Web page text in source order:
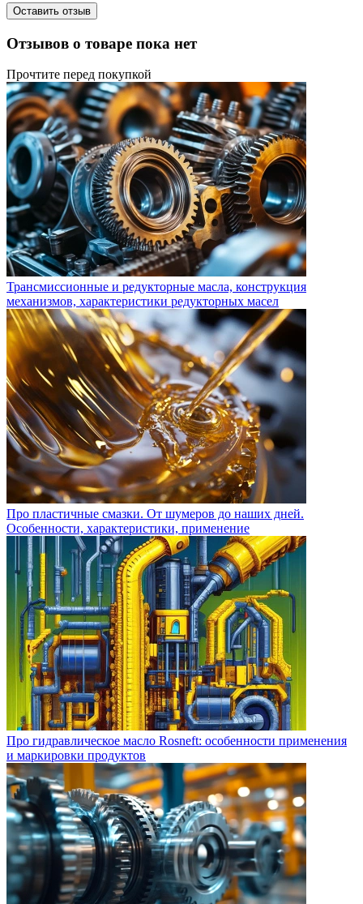
Оставить отзыв
Отзывов о товаре пока нет
Прочтите перед покупкой
Трансмиссионные и редукторные масла, конструкция
механизмов, характеристики редукторных масел
Про пластичные смазки. От шумеров до наших дней.
Особенности, характеристики, применение
Про гидравлическое масло Rosneft: особенности применения
и маркировки продуктов